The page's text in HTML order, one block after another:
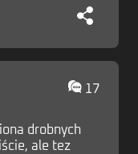
17
drobnych
ale tez